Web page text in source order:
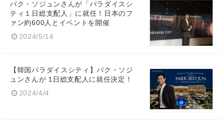
パク・ソジュンさんが「パラダイスシ
ティ１日総支配人」に就任！日本のフ
ァン約600人とイベントを開催
2024/5/14
【韓国パラダイスシティ】パク・ソジ
ュンさんが 1日総支配人に就任決定！
2024/4/4